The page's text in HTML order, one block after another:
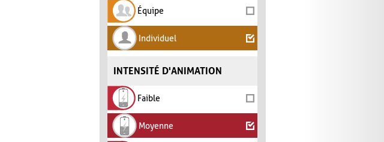
Équipe
Individuel
INTENSITÉ D'ANIMATION
Faible
Moyenne